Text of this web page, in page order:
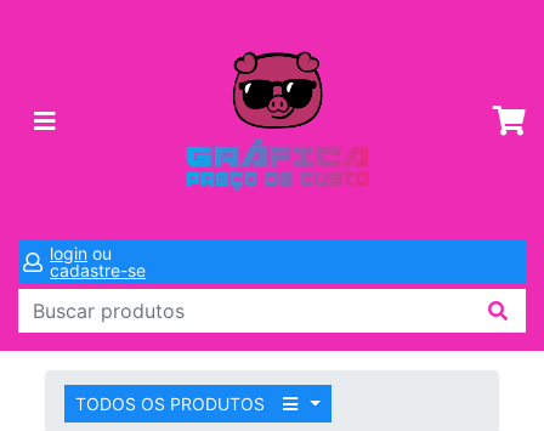
login ou
cadastre-se
TODOS OS PRODUTOS